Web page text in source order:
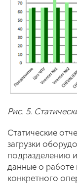
Рис. 5.
Статические
загрузки
подразделению
данные о работе
конкретного